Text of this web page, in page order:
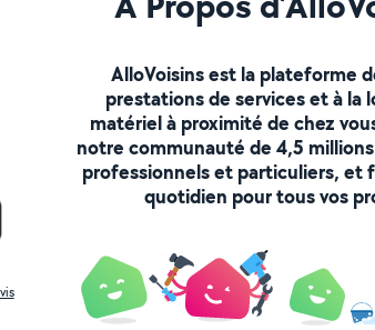
AlloVoisins est la plateforme
prestations de services et à la
matériel à proximité de chez
notre communauté de 4,5
professionnels et particuliers, et
quotidien pour tous vos